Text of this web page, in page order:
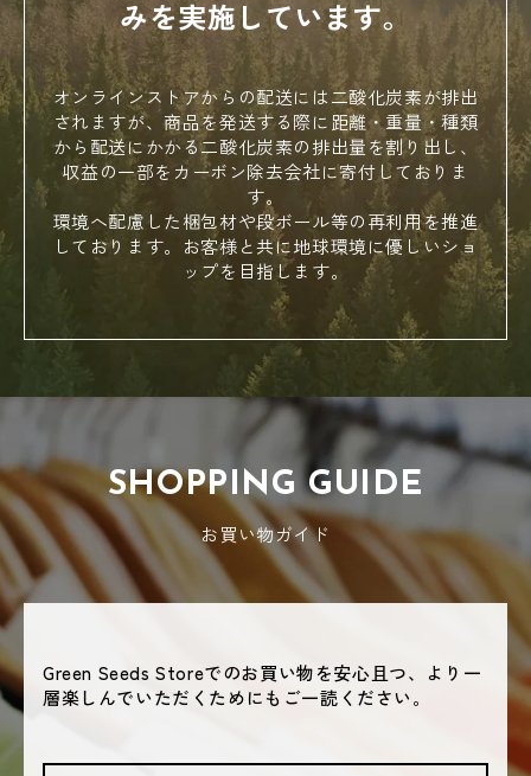
ORCA PEACECAFE HAWAII
SOLSTICKAN SOS from Texas
THE MAGIC HOUR
TOKO
we know enough < YORISOU
ZIPTOP 大館工芸社
みを実施しています。
オンラインストアからの配送には二酸化炭素が排出
されますが、商品を発送する際に距離・重量・種類
から配送にかかる二酸化炭素の排出量を割り出し、
収益の一部をカーボン除去会社に寄付しておりま
す。
環境へ配慮した梱包材や段ボール等の再利用を推進
しております。お客様と共に地球環境に優しいショ
ップを目指します。
SHOPPING GUIDE
お買い物ガイド
Green Seeds Storeでのお買い物を安心且つ、より一
層楽しんでいただくためにもご一読ください。